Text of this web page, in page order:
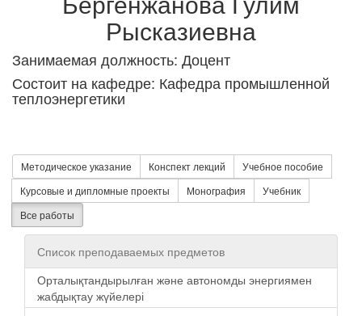
Рысказиевна
Занимаемая должность: Доцент
Состоит на кафедре: Кафедра промышленной
теплоэнергетики
Методическое указание Конспект лекций
Учебное пособие
Курсовые и дипломные проекты
Монография
Учебник
Все работы
Список преподаваемых предметов
Орталықтандырылған және автономды энергиямен
жабдықтау жүйелері